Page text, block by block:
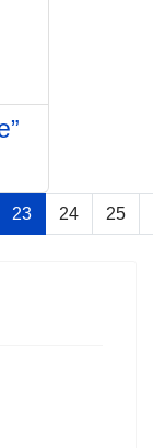
Pagina 23 di 67
23 24 25